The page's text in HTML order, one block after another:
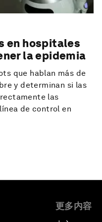
en hospitales
la epidemia
que hablan más de
y determinan si las
las
de control en
更多内容